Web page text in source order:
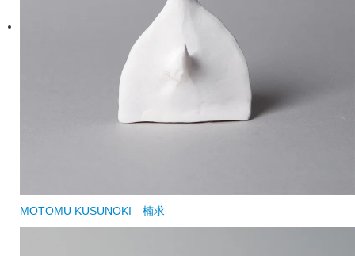
MOTOMU KUSUNOKI 楠求